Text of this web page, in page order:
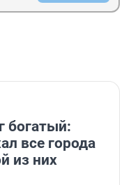
богатый:
все города
из них